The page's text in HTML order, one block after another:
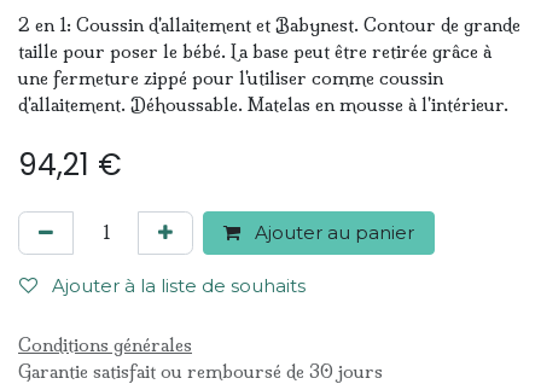
2 en 1: Coussin d'allaitement et Babynest. Contour de grande
taille pour poser le bébé. La base peut être retirée grâce à
une fermeture zippé pour l'utiliser comme coussin
d'allaitement. Déhoussable. Matelas en mousse à l'intérieur.
94,21 €
Ajouter au panier
Ajouter à la liste de souhaits
Conditions générales
Garantie satisfait ou remboursé de 30 jours